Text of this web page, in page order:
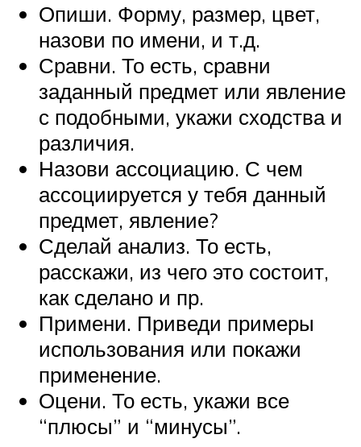
Опиши. Форму, размер, цвет,
назови по имени, и т.д.
Сравни. То есть, сравни
заданный предмет или явление
с подобными, укажи сходства и
различия.
Назови ассоциацию. С чем
ассоциируется у тебя данный
предмет, явление?
Сделай анализ. То есть,
расскажи, из чего это состоит,
как сделано и пр.
Примени. Приведи примеры
использования или покажи
применение.
Оцени. То есть, укажи все
“плюсы” и “минусы”.